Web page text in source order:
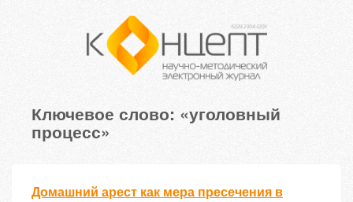
Ключевое слово: «уголовный
процесс»
Домашний арест как мера пресечения в